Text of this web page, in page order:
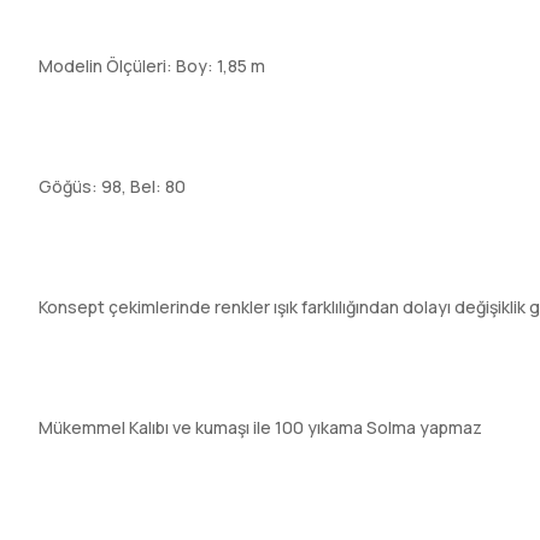
Modelin Ölçüleri: Boy: 1,85 m
Göğüs: 98, Bel: 80
Konsept çekimlerinde renkler ışık farklılığından dolayı
Mükemmel Kalıbı ve kumaşı ile 100 yıkama Solma yapmaz